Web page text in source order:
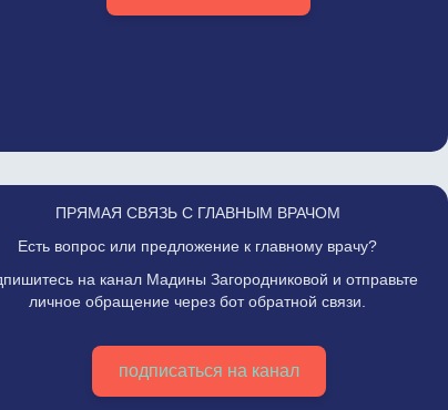
ПРЯМАЯ СВЯЗЬ С ГЛАВНЫМ ВРАЧОМ
Есть вопрос или предложение к главному врачу?
на канал Мадины Загородниковой и отправьте
личное обращение через бот обратной связи.
подписаться на канал